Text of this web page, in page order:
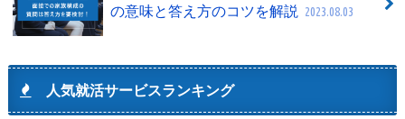
の意味と答え方のコツを解説
2023.08.03
人気就活サービスランキング